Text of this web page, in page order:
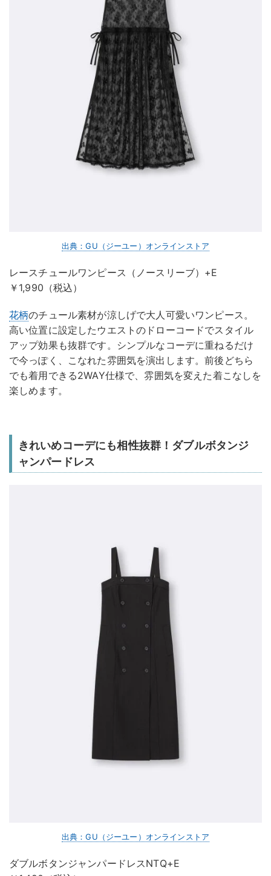
出典：GU（ジーユー）オンラインストア
レースチュールワンピース（ノースリーブ）+E
￥1,990（税込）
花柄のチュール素材が涼しげで大人可愛いワンピース。
高い位置に設定したウエストのドローコードでスタイル
アップ効果も抜群です。シンプルなコーデに重ねるだけ
で今っぽく、こなれた雰囲気を演出します。前後どちら
でも着用できる2WAY仕様で、雰囲気を変えた着こなしを
楽しめます。
きれいめコーデにも相性抜群！ダブルボタンジ
ャンパードレス
出典：GU（ジーユー）オンラインストア
ダブルボタンジャンパードレスNTQ+E